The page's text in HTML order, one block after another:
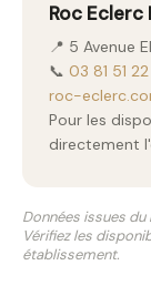
Roc Eclerc
📍 5 Avenue
📞 03 81 51
roc-
Pour les
directement
Données issues du
Vérifiez les
établissement.